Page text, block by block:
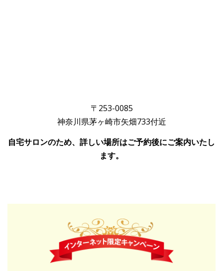
〒253-0085
神奈川県茅ヶ崎市矢畑733付近
自宅サロンのため、詳しい場所はご予約後にご案内いたし
ます。